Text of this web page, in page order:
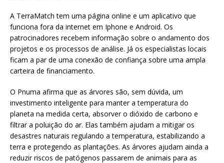
A TerraMatch tem uma página online e um aplicativo que
funciona fora da internet em Iphone e Android. Os
patrocinadores recebem informação sobre o andamento dos
projetos e os processos de análise. Já os especialistas locais
ficam a par de uma conexão de confiança sobre uma ampla
carteira de financiamento.
O Pnuma afirma que as árvores são, sem dúvida, um
investimento inteligente para manter a temperatura do
planeta na medida certa, absorver o dióxido de carbono e
filtrar a poluição do ar. Elas também ajudam a mitigar os
desastres naturais regulando a temperatura, estabilizando a
terra e protegendo as plantações. As árvores ajudam ainda a
reduzir riscos de patógenos passarem de animais para as